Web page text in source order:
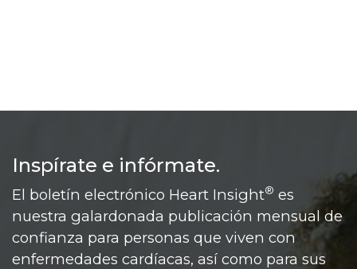
Inspírate e infórmate.
El boletín electrónico Heart Insight® es
nuestra galardonada publicación mensual de
confianza para personas que viven con
enfermedades cardíacas, así como para sus